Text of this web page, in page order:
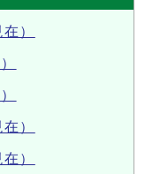
）
）
）